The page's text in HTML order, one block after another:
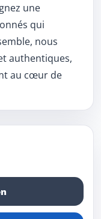
une
qui
nous
authentiques,
au cœur de